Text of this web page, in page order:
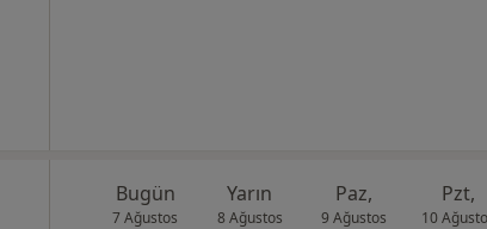
Bugün
7 Ağustos
Yarın
8 Ağustos
Paz,
9 Ağustos
Pzt,
10